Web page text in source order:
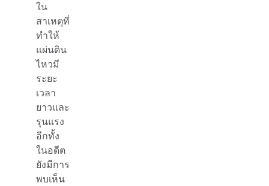
ใน
สาเหตุที่
ทำให้
แผ่นดิน
ไหวมี
ระยะ
เวลา
ยาวและ
รุนแรง
อีกทั้ง
ในอดีต
ยังมีการ
พบเห็น